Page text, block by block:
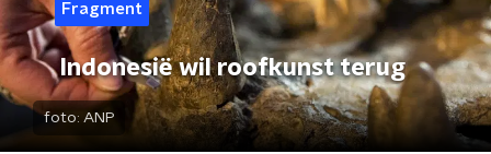
Fragment
Indonesië wil roofkunst terug
foto: ANP